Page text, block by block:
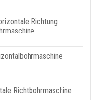
Richtung
Richtbohrmaschine